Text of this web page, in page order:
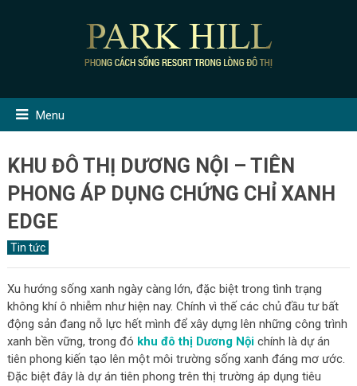
Menu
KHU ĐÔ THỊ DƯƠNG NỘI – TIÊN
PHONG ÁP DỤNG CHỨNG CHỈ XANH
EDGE
Tin tức
Xu hướng sống xanh ngày càng lớn, đặc biệt trong tình trạng
không khí ô nhiễm như hiện nay. Chính vì thế các chủ đầu tư bất
động sản đang nỗ lực hết mình để xây dựng lên những công trình
xanh bền vững, trong đó khu đô thị Dương Nộichính là dự án
tiên phong kiến tạo lên một môi trường sống xanh đáng mơ ước.
Đặc biệt đây là dự án tiên phong trên thị trường áp dụng tiêu